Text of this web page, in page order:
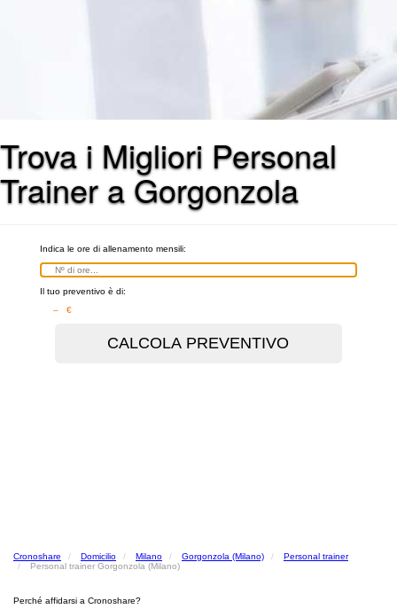
Trova i Migliori Personal
Trainer a Gorgonzola
Indica le ore di allenamento mensili:
Il tuo preventivo è di:
– €
Cronoshare Domicilio Milano Gorgonzola (Milano)
Personal trainer
Personal trainer Gorgonzola (Milano)
Perché affidarsi a Cronoshare?